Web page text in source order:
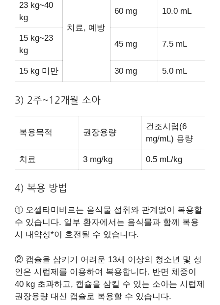
치료, 예방
23 kg~40
kg
60 mg 10.0 mL
15 kg~23
kg
45 mg 7.5 mL
15 kg 미만 30 mg 5.0 mL
3) 2주~12개월 소아
복용목적 권장용량
건조시럽(6
mg/mL) 용량
치료 3 mg/kg 0.5 mL/kg
4) 복용 방법
① 오셀타미비르는 음식물 섭취와 관계없이 복용할
수 있습니다. 일부 환자에서는 음식물과 함께 복용
시 내약성*이 호전될 수 있습니다.
② 캡슐을 삼키기 어려운 13세 이상의 청소년 및 성
인은 시럽제를 이용하여 복용합니다. 반면 체중이
40 kg 초과하고, 캡슐을 삼킬 수 있는 소아는 시럽제
권장용량 대신 캡슐로 복용할 수 있습니다.